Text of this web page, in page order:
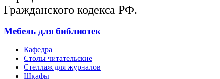
Гражданского кодекса РФ.
Мебель для библиотек
Кафедра
Столы читательские
Стеллаж для журналов
Шкафы